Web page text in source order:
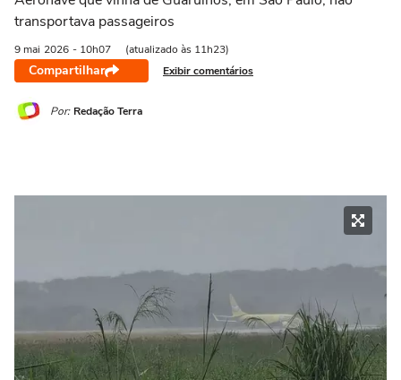
transportava passageiros
9 mai 2026 - 10h07 (atualizado às 11h23)
Compartilhar Exibir comentários
Por: Redação Terra